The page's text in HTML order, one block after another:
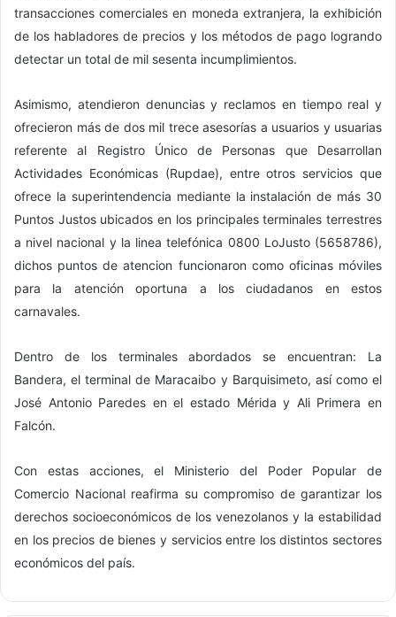
transacciones comerciales en moneda extranjera, la exhibición
de los habladores de precios y los métodos de pago logrando
detectar un total de mil sesenta incumplimientos.
Asimismo, atendieron denuncias y reclamos en tiempo real y
ofrecieron más de dos mil trece asesorías a usuarios y usuarias
referente al Registro Único de Personas que Desarrollan
Actividades Económicas (Rupdae), entre otros servicios que
ofrece la superintendencia mediante la instalación de más 30
Puntos Justos ubicados en los principales terminales terrestres
a nivel nacional y la linea telefónica 0800 LoJusto (5658786),
dichos puntos de atencion funcionaron como oficinas móviles
para la atención oportuna a los ciudadanos en estos
carnavales.
Dentro de los terminales abordados se encuentran: La
Bandera, el terminal de Maracaibo y Barquisimeto, así como el
José Antonio Paredes en el estado Mérida y Ali Primera en
Falcón.
Con estas acciones, el Ministerio del Poder Popular de
Comercio Nacional reafirma su compromiso de garantizar los
derechos socioeconómicos de los venezolanos y la estabilidad
en los precios de bienes y servicios entre los distintos sectores
económicos del país.